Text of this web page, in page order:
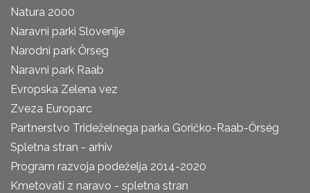
Natura 2000
Naravni parki Slovenije
Narodni park Őrseg
Naravni park Raab
Evropska Zelena vez
Zveza Europarc
Partnerstvo Trideželnega parka Goričko-Raab-Őrség
Spletna stran - arhiv
Program razvoja podeželja 2014-2020
Kmetovati z naravo - spletna stran